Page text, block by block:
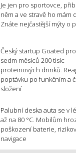
Je jen pro sportovce,
něm a ve stravě ho mám
Znáte nejčastější mýty o
Český startup Goated
sedm měsíců 200 tisíc
proteinových drinků.
poptávku po funkčním a
složení
Palubní deska auta se v
až na 80 °C. Mobilům
poškození baterie,
navigace